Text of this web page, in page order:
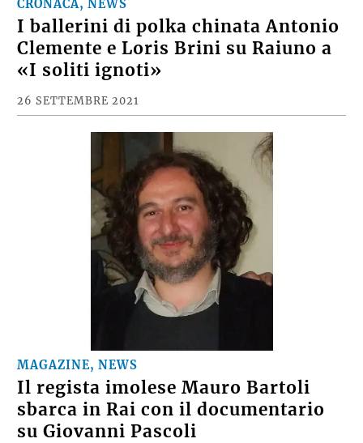
CRONACA, NEWS
I ballerini di polka chinata Antonio
Clemente e Loris Brini su Raiuno a
«I soliti ignoti»
26 SETTEMBRE 2021
MAGAZINE, NEWS
Il regista imolese Mauro Bartoli
sbarca in Rai con il documentario
su Giovanni Pascoli